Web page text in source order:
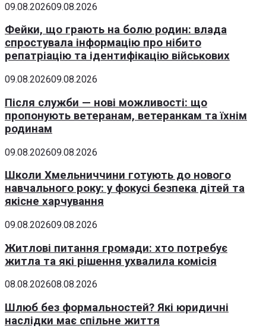
09.08.202609.08.2026
Фейки, що грають на болю родин: влада
спростувала інформацію про нібито
репатріацію та ідентифікацію військових
09.08.202609.08.2026
Після служби — нові можливості: що
пропонують ветеранам, ветеранкам та їхнім
родинам
09.08.202609.08.2026
Школи Хмельниччини готують до нового
навчального року: у фокусі безпека дітей та
якісне харчування
09.08.202609.08.2026
Житлові питання громади: хто потребує
житла та які рішення ухвалила комісія
08.08.202608.08.2026
Шлюб без формальностей? Які юридичні
наслідки має спільне життя